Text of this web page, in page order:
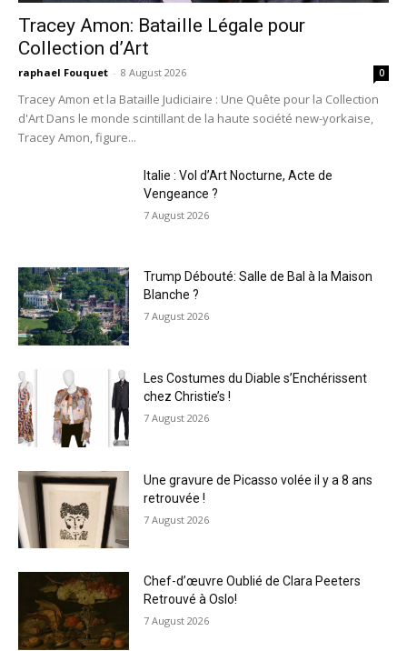
Tracey Amon: Bataille Légale pour
Collection d’Art
raphael Fouquet - 8 August 2026 0
Tracey Amon et la Bataille Judiciaire : Une Quête pour la Collection
d'Art Dans le monde scintillant de la haute société new-yorkaise,
Tracey Amon, figure...
Italie : Vol d’Art Nocturne, Acte de
Vengeance ?
7 August 2026
Trump Débouté: Salle de Bal à la Maison
Blanche ?
7 August 2026
Les Costumes du Diable s’Enchérissent
chez Christie’s !
7 August 2026
Une gravure de Picasso volée il y a 8 ans
retrouvée !
7 August 2026
Chef-d’œuvre Oublié de Clara Peeters
Retrouvé à Oslo!
7 August 2026